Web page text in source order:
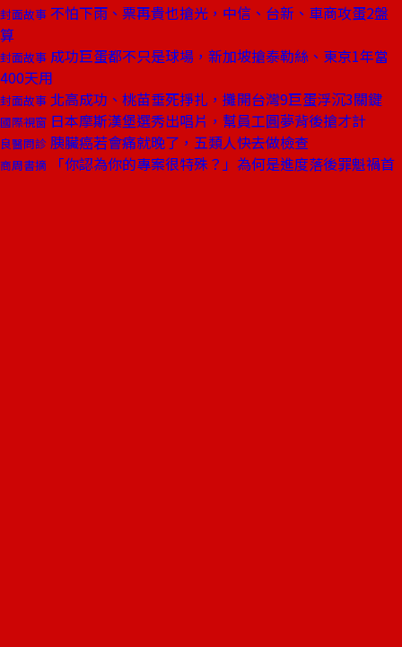
封面故事 不怕下雨、票再貴也搶光，中信、台新、車商攻蛋2盤
算
封面故事 成功巨蛋都不只是球場，新加坡搶泰勒絲、東京1年當
400天用
封面故事 北高成功、桃苗垂死掙扎，攤開台灣9巨蛋浮沉3關鍵
國際視窗 日本摩斯漢堡選秀出唱片，幫員工圓夢背後搶才計
良醫問診 胰臟癌若會痛就晚了，五類人快去做檢查
商周書摘 「你認為你的專案很特殊？」為何是進度落後罪魁禍首